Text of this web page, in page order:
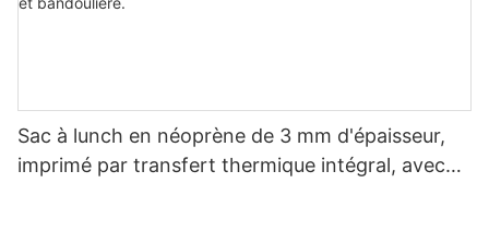
Sac à lunch en néoprène de 3 mm d'épaisseur,
imprimé par transfert thermique intégral, avec